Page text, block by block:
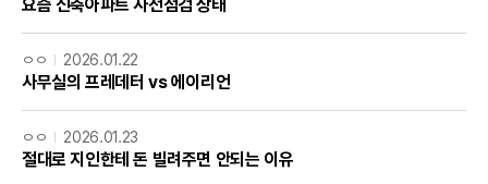
요즘 신축아파트 사전점검 상태
ㅇㅇ 2026.01.22
사무실의 프레데터 vs 에이리언
ㅇㅇ 2026.01.23
절대로 지인한테 돈 빌려주면 안되는 이유